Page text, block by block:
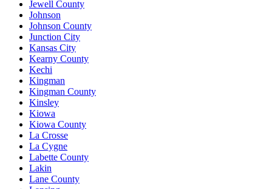
Jewell County
Johnson
Johnson County
Junction City
Kansas City
Kearny County
Kechi
Kingman
Kingman County
Kinsley
Kiowa
Kiowa County
La Crosse
La Cygne
Labette County
Lakin
Lane County